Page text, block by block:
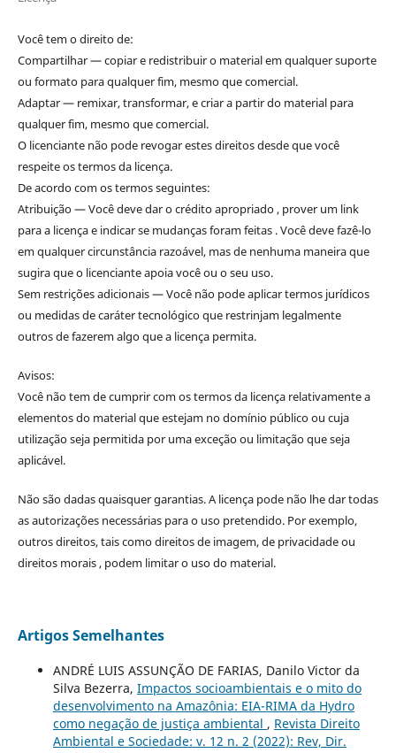
Você tem o direito de:
Compartilhar — copiar e redistribuir o material em qualquer suporte
ou formato para qualquer fim, mesmo que comercial.
Adaptar — remixar, transformar, e criar a partir do material para
qualquer fim, mesmo que comercial.
O licenciante não pode revogar estes direitos desde que você
respeite os termos da licença.
De acordo com os termos seguintes:
Atribuição — Você deve dar o crédito apropriado , prover um link
para a licença e indicar se mudanças foram feitas . Você deve fazê-lo
em qualquer circunstância razoável, mas de nenhuma maneira que
sugira que o licenciante apoia você ou o seu uso.
Sem restrições adicionais — Você não pode aplicar termos jurídicos
ou medidas de caráter tecnológico que restrinjam legalmente
outros de fazerem algo que a licença permita.
Avisos:
Você não tem de cumprir com os termos da licença relativamente a
elementos do material que estejam no domínio público ou cuja
utilização seja permitida por uma exceção ou limitação que seja
aplicável.
Não são dadas quaisquer garantias. A licença pode não lhe dar todas
as autorizações necessárias para o uso pretendido. Por exemplo,
outros direitos, tais como direitos de imagem, de privacidade ou
direitos morais , podem limitar o uso do material.
Artigos Semelhantes
ANDRÉ LUIS ASSUNÇÃO DE FARIAS, Danilo Victor da
Silva Bezerra, Impactos socioambientais e o mito do
desenvolvimento na Amazônia: EIA-RIMA da Hydro
como negação de justiça ambiental , Revista Direito
Ambiental e Sociedade: v. 12 n. 2 (2022): Rev, Dir.